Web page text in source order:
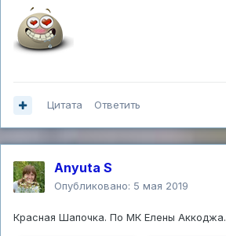
Цитата Ответить
Anyuta S
Опубликовано: 5 мая 2019
Красная Шапочка. По МК Елены Аккоджа.